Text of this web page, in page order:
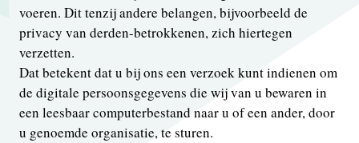
voeren. Dit tenzij andere belangen, bijvoorbeeld de
privacy van derden-betrokkenen, zich hiertegen
verzetten.
Dat betekent dat u bij ons een verzoek kunt indienen om
de digitale persoonsgegevens die wij van u bewaren in
een leesbaar computerbestand naar u of een ander, door
u genoemde organisatie, te sturen.